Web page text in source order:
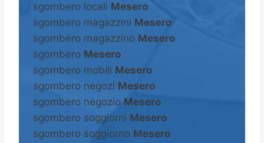
sgombero locali Mesero
sgombero magazzini Mesero
sgombero magazzino Mesero
sgombero Mesero
sgombero mobili Mesero
sgombero negozi Mesero
sgombero negozio Mesero
sgombero soggiorni Mesero
sgombero soggiorno Mesero